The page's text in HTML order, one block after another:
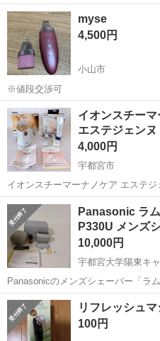
ィションに合わせたお手入れができ
ンも同時にできる、軽量・充電式・
のトリートメントも自由自在です。 ...
栃木 那須塩原市
myse
4,500円
小山市
※値段交渉可
栃木 小山市
イオンスチー
エステジェン
4,000円
宇都宮市
イオンスチーマーナノケア エス
波美容器ソニックシェイプ 2点同時の出品です。 両方とも動作確認済
です。 未開封のジェルが付いておりますが、使用期限の記載がないの
で ご...
栃木 宇都宮市
Panasonic ラ
P330U メンズ
10,000円
宇都宮大学陽東キ
Panasonicのメンズシェーバー「ラ
P330U」です。 数回使用してます
本体にありますが、動作に問題はあ
がございます。 自宅...
栃木 宇都宮市
リフレッシュマ
100円